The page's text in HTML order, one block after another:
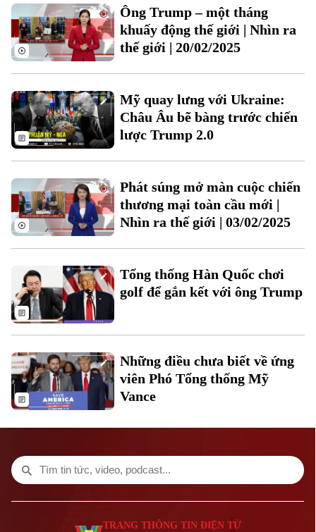
Theo dõi Hà Nội On
Liên hệ đường dây nóng (bấm để gọi)
Tòa soạn
Ông Trump – một tháng
khuấy động thế giới | Nhìn ra
thế giới | 20/02/2025
Mỹ quay lưng với Ukraine:
Châu Âu bẽ bàng trước chiến
lược Trump 2.0
Phát súng mở màn cuộc chiến
thương mại toàn cầu mới |
Nhìn ra thế giới | 03/02/2025
Tổng thống Hàn Quốc chơi
golf để gắn kết với ông Trump
Những điều chưa biết về ứng
viên Phó Tổng thống Mỹ
Vance
TRANG THÔNG TIN ĐIỆN TỬ